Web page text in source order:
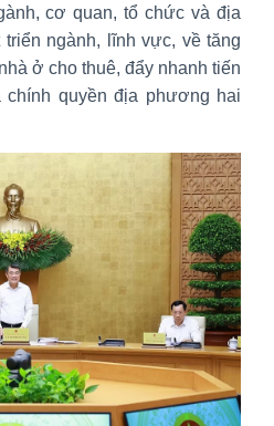
cơ quan, tổ chức và địa
ngành, lĩnh vực, về tăng
ở cho thuê, đẩy nhanh tiến
quyền địa phương hai